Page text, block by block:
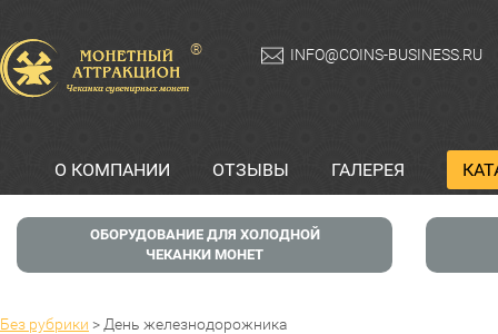
® INFO@COINS-BUSINESS.RU
О КОМПАНИИ ОТЗЫВЫ ГАЛЕРЕЯ
ОБОРУДОВАНИЕ ДЛЯ ХОЛОДНОЙ
ЧЕКАНКИ МОНЕТ
Без рубрики > День железнодорожника